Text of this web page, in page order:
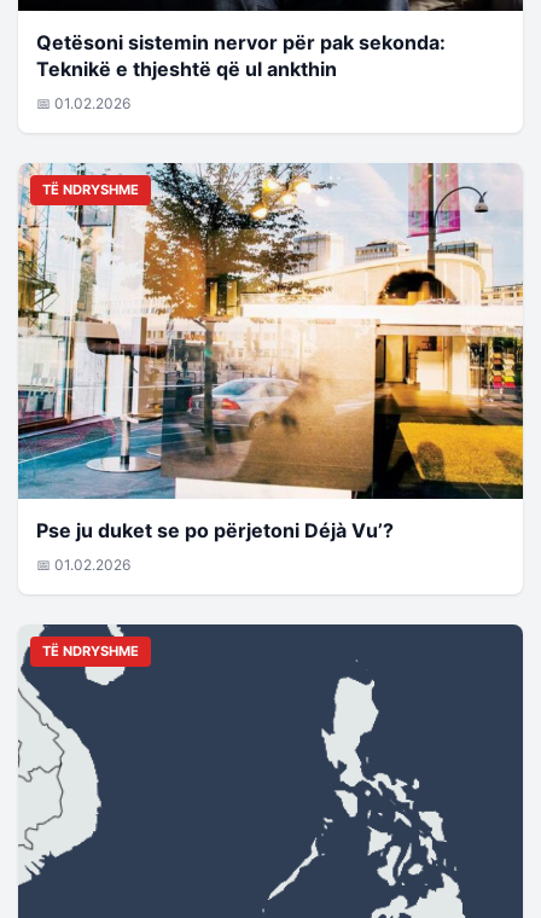
Qetësoni sistemin nervor për pak sekonda:
Teknikë e thjeshtë që ul ankthin
📅 01.02.2026
TË NDRYSHME
Pse ju duket se po përjetoni Déjà Vu’?
📅 01.02.2026
TË NDRYSHME